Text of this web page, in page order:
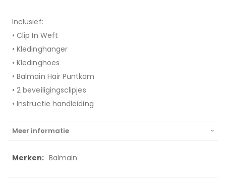
Inclusief:
• Clip In Weft
• Kledinghanger
• Kledinghoes
• Balmain Hair Puntkam
• 2 beveiligingsclipjes
• Instructie handleiding
Meer informatie
Meer
Balmain